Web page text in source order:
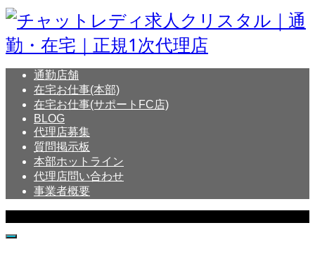
通勤店舗
在宅お仕事(本部)
在宅お仕事(サポートFC店)
BLOG
代理店募集
質問掲示板
本部ホットライン
代理店問い合わせ
事業者概要